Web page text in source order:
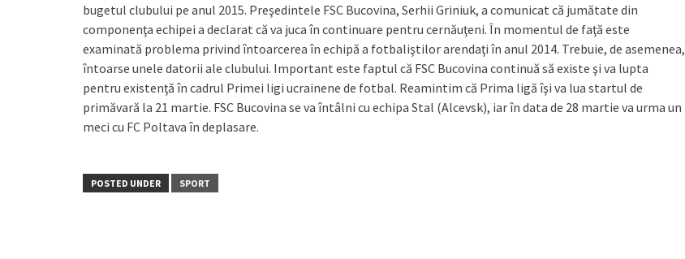
bugetul clubului pe anul 2015. Preşedintele FSC Bucovina, Serhii Griniuk, a comunicat că jumătate din
componenţa echipei a declarat că va juca în continuare pentru cernăuţeni. În momentul de faţă este
examinată problema privind întoarcerea în echipă a fotbaliştilor arendaţi în anul 2014. Tre­buie, de asemenea,
întoarse unele datorii ale clubului. Important este faptul că FSC Bucovina continuă să existe şi va lupta
pentru existenţă în cadrul Primei ligi ucrainene de fotbal. Reamintim că Prima ligă îşi va lua startul de
primăvară la 21 martie. FSC Bucovina se va întâlni cu echipa Stal (Alcevsk), iar în data de 28 martie va urma un
meci cu FC Poltava în deplasare.
POSTED UNDER SPORT